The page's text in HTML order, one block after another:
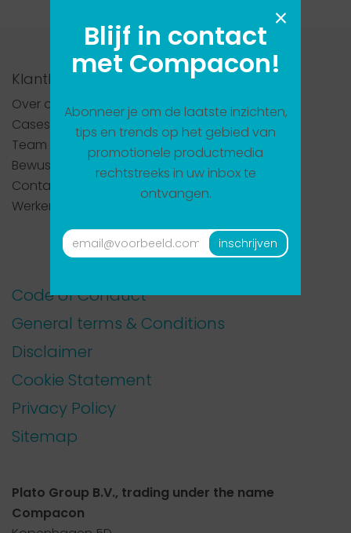
Blijf in contact
met Compacon!
Abonneer je om de laatste inzichten,
tips en trends op het gebied van
promotionele productmedia
rechtstreeks in uw inbox te
ontvangen.
E-
mailadres
inschrijven
×
Klantlogin
Over ons
Cases
Team
Bewust ondernemen
Contact
Werken bij Compacon
Code of Conduct
General terms & Conditions
Disclaimer
Cookie Statement
Privacy Policy
Sitemap
Plato Group B.V., trading under the name
Compacon